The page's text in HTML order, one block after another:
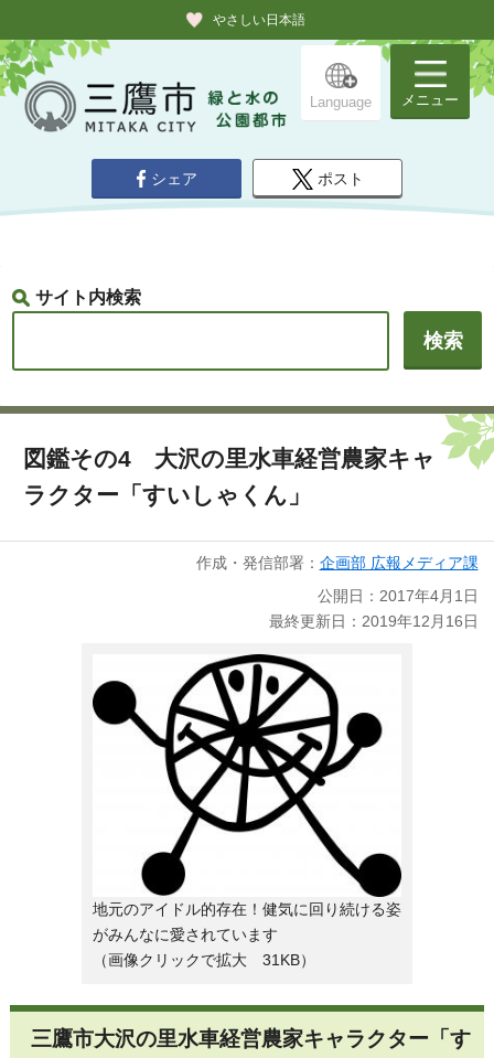
やさしい日本語
Language メニュー
シェア ポスト
サイト内検索
図鑑その4 大沢の里水車経営農家キャ
ラクター「すいしゃくん」
作成・発信部署： 企画部 広報メディア課
公開日：2017年4月1日
最終更新日：2019年12月16日
地元のアイドル的存在！健気に回り続ける姿
がみんなに愛されています
（画像クリックで拡大 31KB）
三鷹市大沢の里水車経営農家キャラクター「す